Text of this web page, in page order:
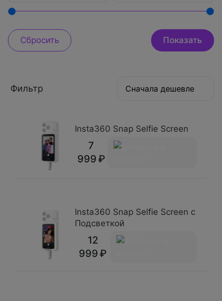
Фильтр Сначала дешевле
Insta360 Snap Selfie Screen
7
999
Insta360 Snap Selfie Screen с
Подсветкой
12
999